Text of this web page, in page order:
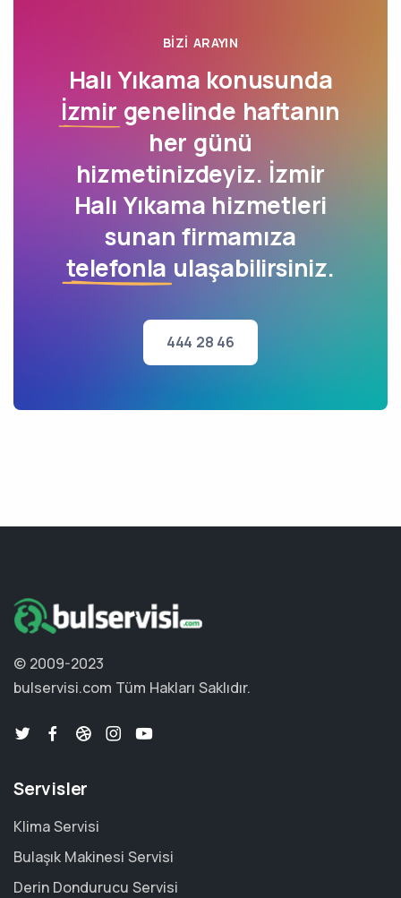
BIZI ARAYIN
Halı Yıkama konusunda
İzmir genelinde haftanın
her günü
hizmetinizdeyiz. İzmir
Halı Yıkama hizmetleri
sunan firmamıza
telefonla ulaşabilirsiniz.
444 28 46
© 2009-2023
bulservisi.com Tüm Hakları Saklıdır.
Servisler
Klima Servisi
Bulaşık Makinesi Servisi
Derin Dondurucu Servisi